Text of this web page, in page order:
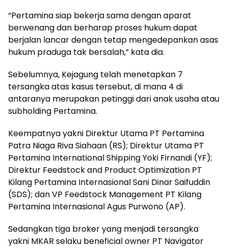
“Pertamina siap bekerja sama dengan aparat
berwenang dan berharap proses hukum dapat
berjalan lancar dengan tetap mengedepankan asas
hukum praduga tak bersalah,” kata dia.
Sebelumnya, Kejagung telah menetapkan 7
tersangka atas kasus tersebut, di mana 4 di
antaranya merupakan petinggi dari anak usaha atau
subholding Pertamina.
Keempatnya yakni Direktur Utama PT Pertamina
Patra Niaga Riva Siahaan (RS); Direktur Utama PT
Pertamina International Shipping Yoki Firnandi (YF);
Direktur Feedstock and Product Optimization PT
Kilang Pertamina Internasional Sani Dinar Saifuddin
(SDS); dan VP Feedstock Management PT Kilang
Pertamina Internasional Agus Purwono (AP).
Sedangkan tiga broker yang menjadi tersangka
yakni MKAR selaku beneficial owner PT Navigator